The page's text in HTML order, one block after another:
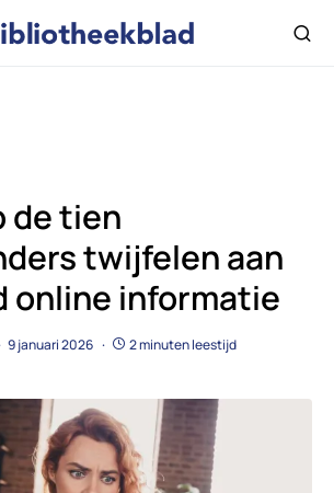
de tien
twijfelen aan
online informatie
9 januari 2026 2 minuten leestijd